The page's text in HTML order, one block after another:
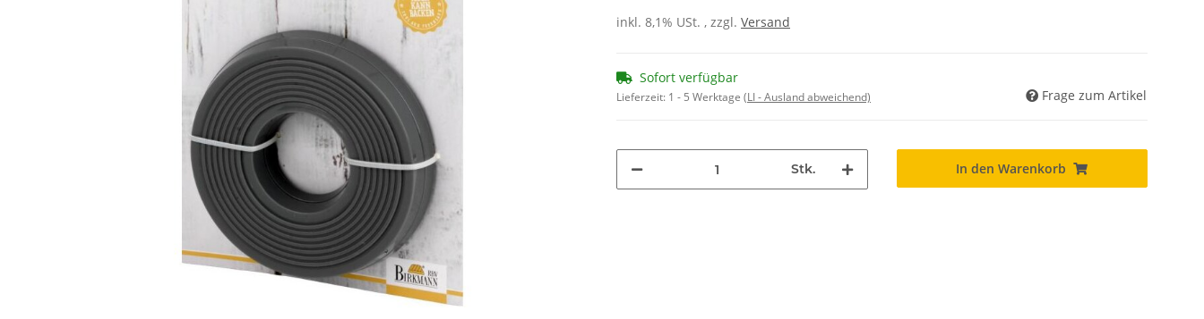
inkl. 8,1% USt. , zzgl. Versand
Sofort verfügbar
Lieferzeit: 1 - 5 Werktage (LI - Ausland abweichend) Frage zum Artikel
Stk. In den Warenkorb